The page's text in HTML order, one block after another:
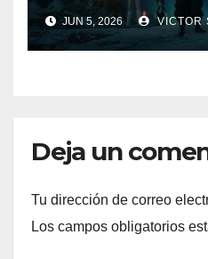
JUN 5, 2026 VICTOR
Deja un
Tu dirección de correo
Los campos obligatorios